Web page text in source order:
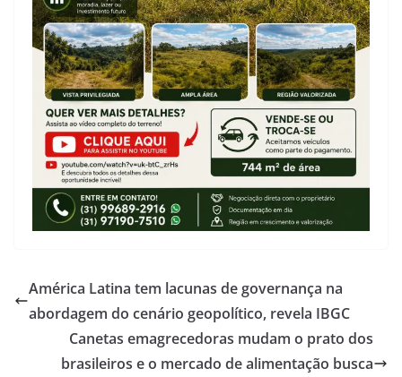
América Latina tem lacunas de governança na
abordagem do cenário geopolítico, revela IBGC
Canetas emagrecedoras mudam o prato dos
brasileiros e o mercado de alimentação busca